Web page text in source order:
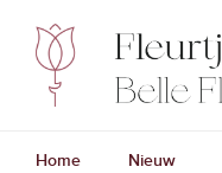
Home Nieuw